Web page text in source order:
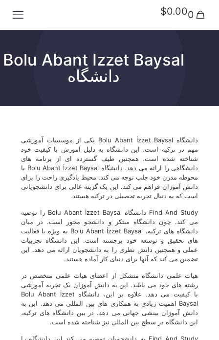
0
$0.00
Bolu Abant Izzet Baysal
دانشگاه
دانشگاه Bolu Abant İzzet Baysal یکی از موسسات آموزشی
مهم در ترکیه است. این دانشگاه به دلیل آموزش با کیفیت خود
شناخته شده است. همچنین طیف گسترده ای از برنامه های
دانشگاهی را ارائه می دهد. دانشگاه Bolu Abant İzzet Baysal با
محوطه مدرن خود جلب توجه می کند. محیط یادگیری راحت را برای
دانش آموزان فراهم می کند. این یک گزینه عالی برای دانشجویانی
است که به دنبال تجربه تحصیلی در ترکیه هستند.
Find And Study دانشگاه Bolu Abant İzzet Baysal را توصیه
می کند. چون دانشگاه مبتکر و دانشجو محور است. در میان
دانشگاه های ترکیه، Bolu Abant İzzet Baysal به ویژه با فعالیت
های تحقیق و توسعه خود برجسته است. این دانشگاه تجربیات
عملی و همچنین دانش نظری را به دانشجویان ارائه می دهد. این
تضمین می کند که آنها برای دنیای کار آماده هستند.
هیات علمی دانشگاه متشکل از اعضای هیات علمی متخصص در
رشته های خود می باشد. این به دانش آموزان یک تجربه آموزشی
با کیفیت می دهد. علاوه بر این، دانشگاه Bolu Abant İzzet
Baysal اهمیت زیادی به همکاری های بین المللی می دهد. این به
دانش آموزان بینشی جهانی می دهد. در بین دانشگاه های ترکیه،
این دانشگاه در سطح بین المللی نیز شناخته شده است.